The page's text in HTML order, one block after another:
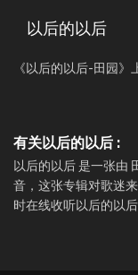
以后的以后
《以后的以后-田园》
有关以后的以后 :
以后的以后 是一张由
音，这张专辑对歌迷
时在线收听以后的以后